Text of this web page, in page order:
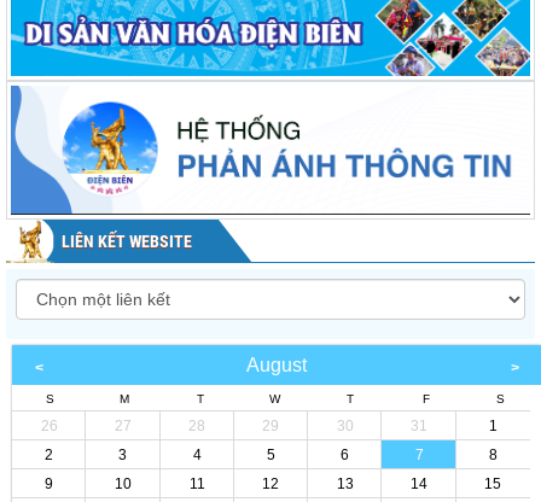
LIÊN KẾT WEBSITE
August
S M T W T F S
26 27 28 29 30 31
1
2
3 4 5 6 7
8
9
10 11 12 13 14
15